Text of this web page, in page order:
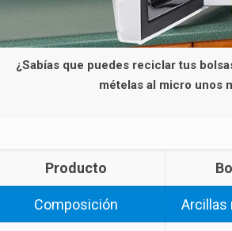
¿Sabías que puedes reciclar tus
mételas al micro unos
Producto
Composición Arcillas